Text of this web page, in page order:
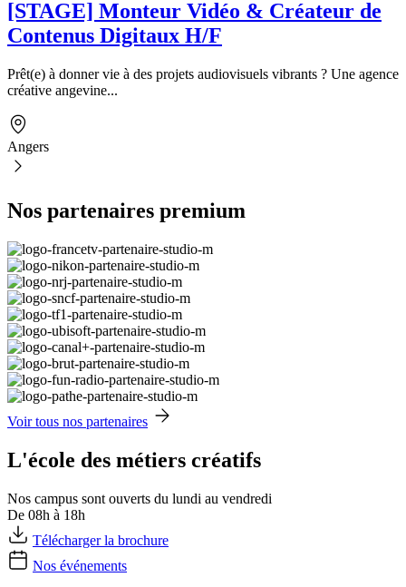
[STAGE] Monteur Vidéo & Créateur de
Contenus Digitaux H/F
Prêt(e) à donner vie à des projets audiovisuels vibrants ? Une agence
créative angevine...
Angers
Nos partenaires premium
Voir tous nos partenaires
L'école des métiers créatifs
Nos campus sont ouverts du lundi au vendredi
De 08h à 18h
Télécharger la brochure
Nos événements